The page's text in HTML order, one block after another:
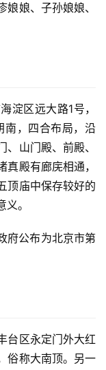
娘、子孙娘娘、
淀区远大路1号，
南，四合布局，沿
山门殿、前殿、
殿有廊庑相通，
顶庙中保存较好的
。
府公布为北京市第
台区永定门外大红
俗称大南顶。另一